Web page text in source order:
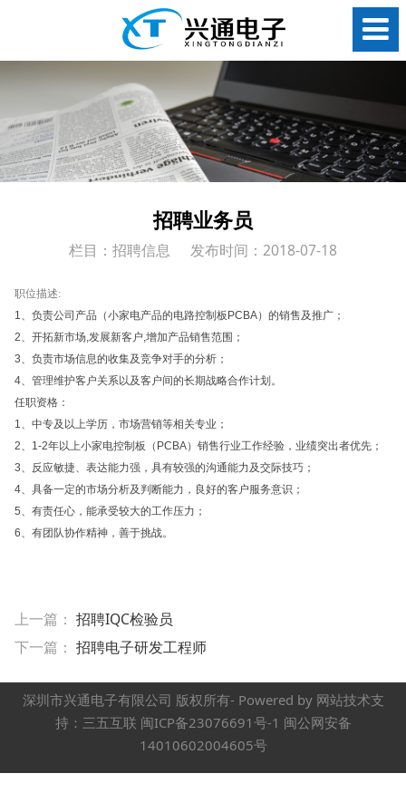
招聘业务员
栏目：招聘信息 发布时间：2018-07-18
职位描述:
1、负责公司产品（小家电产品的电路控制板PCBA）的销售及推广；
2、开拓新市场,发展新客户,增加产品销售范围；
3、负责市场信息的收集及竞争对手的分析；
4、管理维护客户关系以及客户间的长期战略合作计划。
任职资格：
1、中专及以上学历，市场营销等相关专业；
2、1-2年以上小家电控制板（PCBA）销售行业工作经验，业绩突出者优先；
3、反应敏捷、表达能力强，具有较强的沟通能力及交际技巧；
4、具备一定的市场分析及判断能力，良好的客户服务意识；
5、有责任心，能承受较大的工作压力；
6、有团队协作精神，善于挑战。
上一篇： 招聘IQC检验员
下一篇： 招聘电子研发工程师
深圳市兴通电子有限公司 版权所有- Powered by 网站技术支
持：三五互联 闽ICP备23076691号-1 闽公网安备
14010602004605号